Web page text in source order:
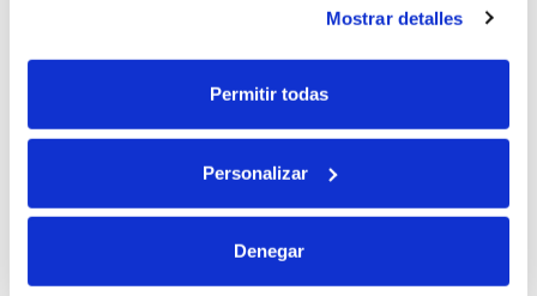
Mostrar detalles
Permitir todas
Personalizar
Denegar